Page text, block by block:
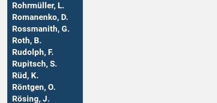
Rohrmüller, L.
Romanenko, D.
Rossmanith, G.
Roth, B.
Rudolph, F.
Rupitsch, S.
Rüd, K.
Röntgen, O.
Rösing, J.